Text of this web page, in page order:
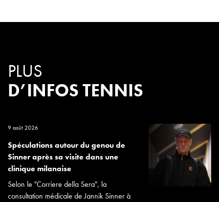
PLUS
D’INFOS TENNIS
9 août 2026
Spéculations autour du genou de
Sinner après sa visite dans une
clinique milanaise
Selon le "Corriere della Sera", la
consultation médicale de Jannik Sinner à